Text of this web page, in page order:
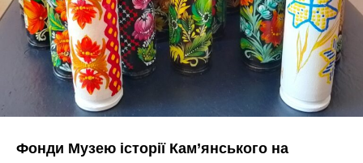
Фонди Музею історії Кам’янського на